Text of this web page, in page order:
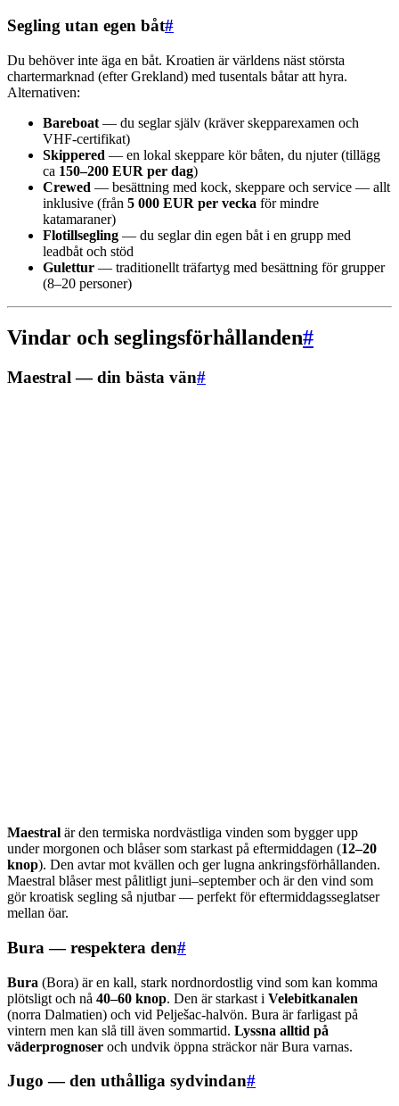
Segling utan egen båt#
Du behöver inte äga en båt. Kroatien är världens näst största
chartermarknad (efter Grekland) med tusentals båtar att hyra.
Alternativen:
Bareboat — du seglar själv (kräver skepparexamen och
VHF-certifikat)
Skippered — en lokal skeppare kör båten, du njuter (tillägg
ca 150–200 EUR per dag)
Crewed — besättning med kock, skeppare och service — allt
inklusive (från 5 000 EUR per vecka för mindre
katamaraner)
Flotillsegling — du seglar din egen båt i en grupp med
leadbåt och stöd
Gulettur — traditionellt träfartyg med besättning för grupper
(8–20 personer)
Vindar och seglingsförhållanden#
Maestral — din bästa vän#
Maestral är den termiska nordvästliga vinden som bygger upp
under morgonen och blåser som starkast på eftermiddagen (12–20
knop). Den avtar mot kvällen och ger lugna ankringsförhållanden.
Maestral blåser mest pålitligt juni–september och är den vind som
gör kroatisk segling så njutbar — perfekt för eftermiddagsseglatser
mellan öar.
Bura — respektera den#
Bura (Bora) är en kall, stark nordnordostlig vind som kan komma
plötsligt och nå 40–60 knop. Den är starkast i Velebitkanalen
(norra Dalmatien) och vid Pelješac-halvön. Bura är farligast på
vintern men kan slå till även sommartid. Lyssna alltid på
väderprognoser och undvik öppna sträckor när Bura varnas.
Jugo — den uthålliga sydvindan#